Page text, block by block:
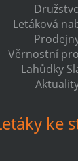
Letáková
Věrnostní
Lahůdky
ke